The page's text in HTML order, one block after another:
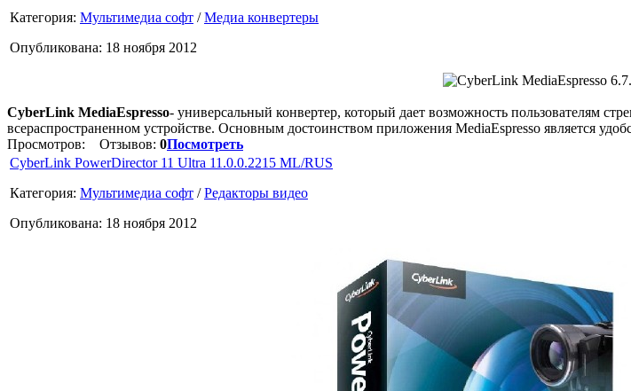
Категория: Мультимедиа софт /Медиа конвертеры
Опубликована: 18 ноября 2012
CyberLink MediaEspresso- универсальный конвертер, который дает возможность пользователям
всераспространенном устройстве. Основным достоинством приложения MediaEspresso является
Просмотров:
Отзывов: 0Посмотреть
CyberLink PowerDirector 11 Ultra 11.0.0.2215 ML/RUS
Категория: Мультимедиа софт /Редакторы видео
Опубликована: 18 ноября 2012